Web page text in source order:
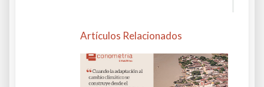
Artículos Relacionados